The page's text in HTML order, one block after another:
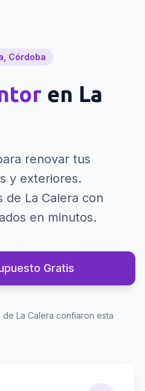
Córdoba
en La
renovar tus
y exteriores.
de La Calera con
en minutos.
Gratis
de La Calera confiaron esta